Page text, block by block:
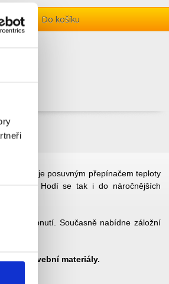
Do košíku
Disponuje posuvným přepínačem teploty
IP65. Hodí se tak i do náročnějších
doba sepnutí.
Současně nabídne záložní
stavební materiály.